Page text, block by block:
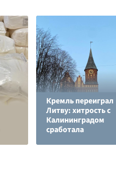
Кремль переиграл
Литву: хитрость с
Калининградом
сработала